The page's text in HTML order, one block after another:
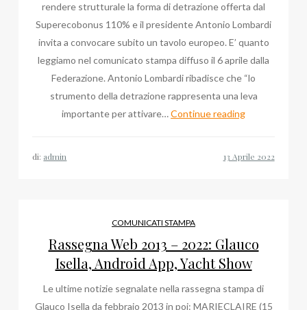
rendere strutturale la forma di detrazione offerta dal
Superecobonus 110% e il presidente Antonio Lombardi
invita a convocare subito un tavolo europeo. E’ quanto
leggiamo nel comunicato stampa diffuso il 6 aprile dalla
Federazione. Antonio Lombardi ribadisce che “lo
strumento della detrazione rappresenta una leva
importante per attivare…Continue readingFederCepi
di
aprile
di: admin
COMUNICATI STAMPA
Rassegna Web 2013 – 2022: Glauco
Isella, Android App, Yacht Show
Le ultime notizie segnalate nella rassegna stampa di
Glauco Isella da febbraio 2013 in poi: MARIECLAIRE (15